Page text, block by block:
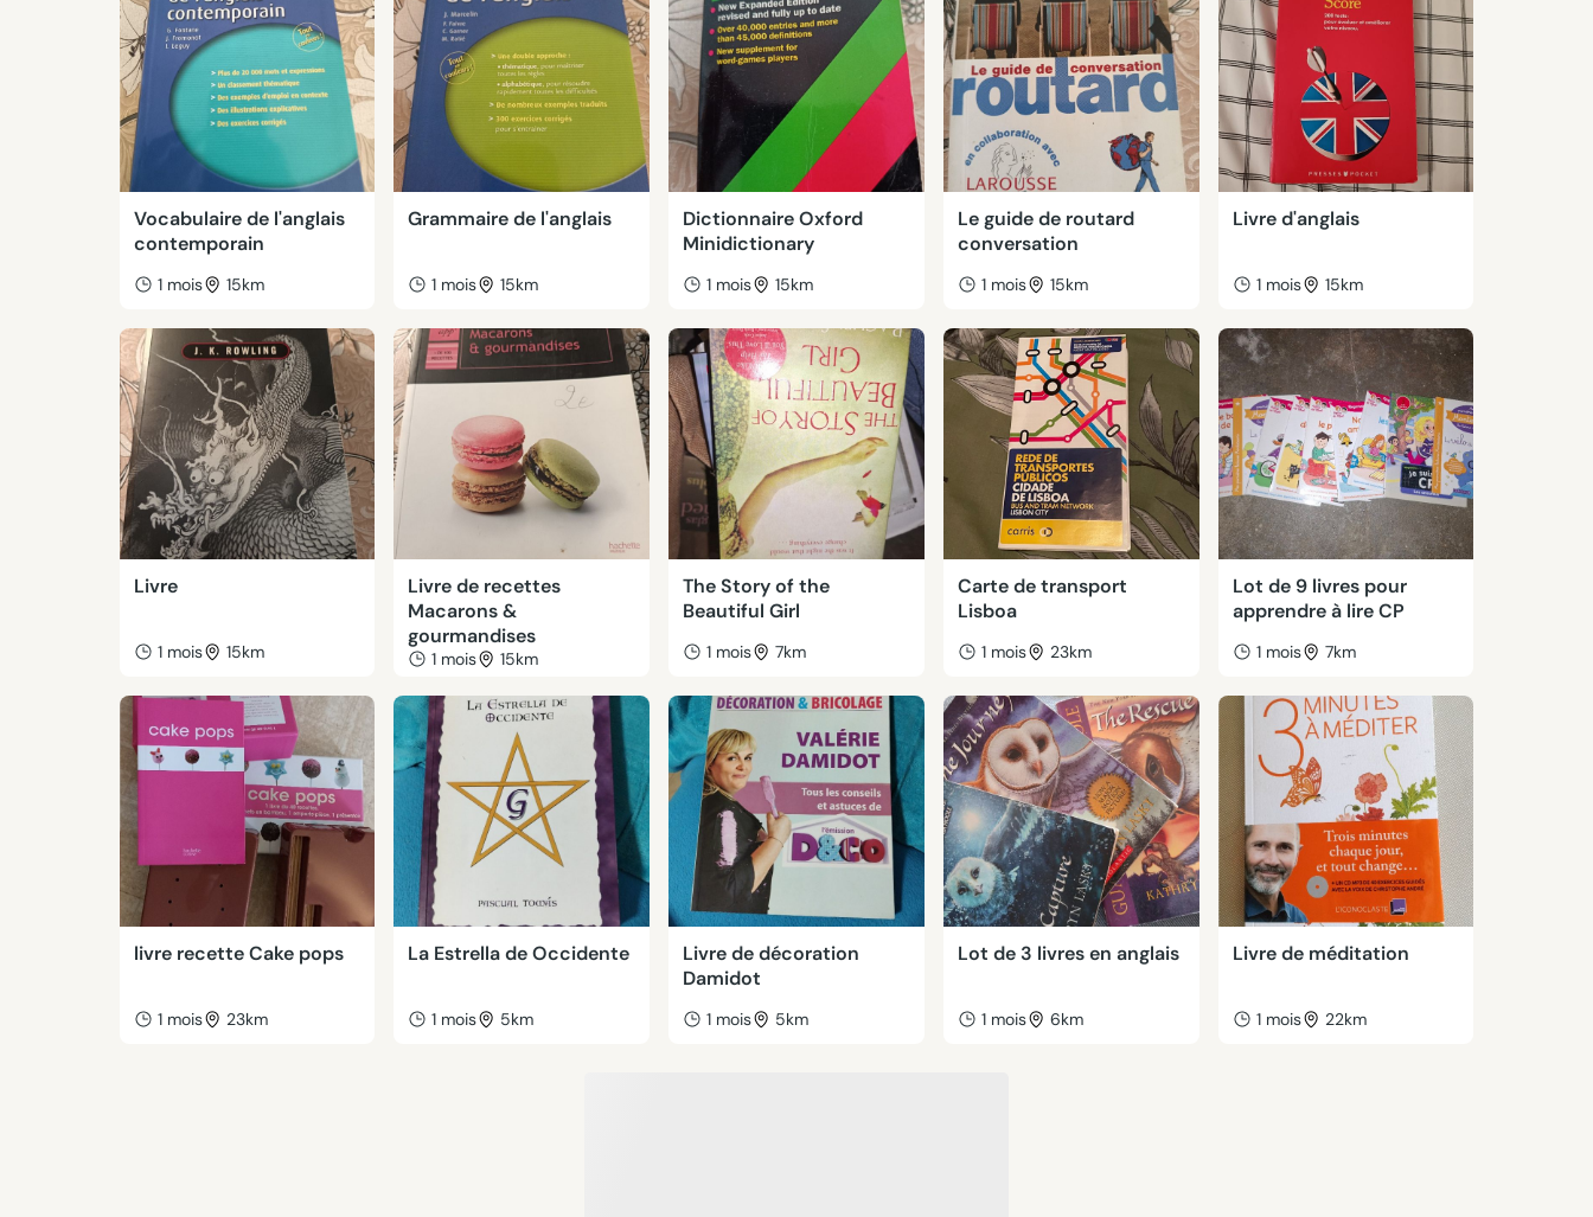
Vocabulaire de l'anglais
contemporain
1 mois 15km
Grammaire de l'anglais
1 mois 15km
Dictionnaire Oxford
Minidictionary
1 mois 15km
Le guide de routard
conversation
1 mois 15km
Livre d'anglais
1 mois 15km
Livre
1 mois 15km
Livre de recettes
Macarons &
gourmandises
1 mois 15km
The Story of the
Beautiful Girl
1 mois 7km
Carte de transport
Lisboa
1 mois 23km
Lot de 9 livres pour
apprendre à lire CP
1 mois 7km
livre recette Cake pops
1 mois 23km
La Estrella de Occidente
1 mois 5km
Livre de décoration
Damidot
1 mois 5km
Lot de 3 livres en anglais
1 mois 6km
Livre de méditation
1 mois 22km